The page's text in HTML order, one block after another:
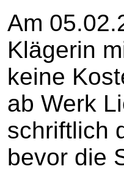
Am
Klägerin
keine
ab Werk
schriftlich
bevor die